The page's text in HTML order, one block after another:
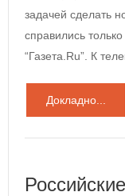
задачей сделать
справились
“Газета.Ru”. К
Докладно...